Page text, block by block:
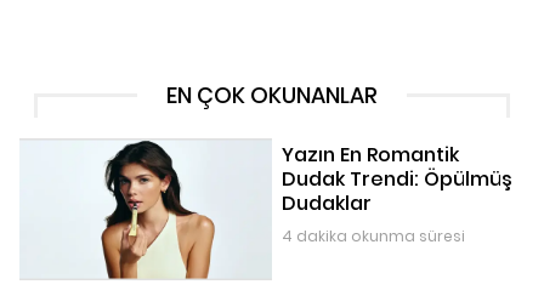
EN ÇOK OKUNANLAR
Yazın En Romantik
Dudak Trendi: Öpülmüş
Dudaklar
4 dakika okunma süresi